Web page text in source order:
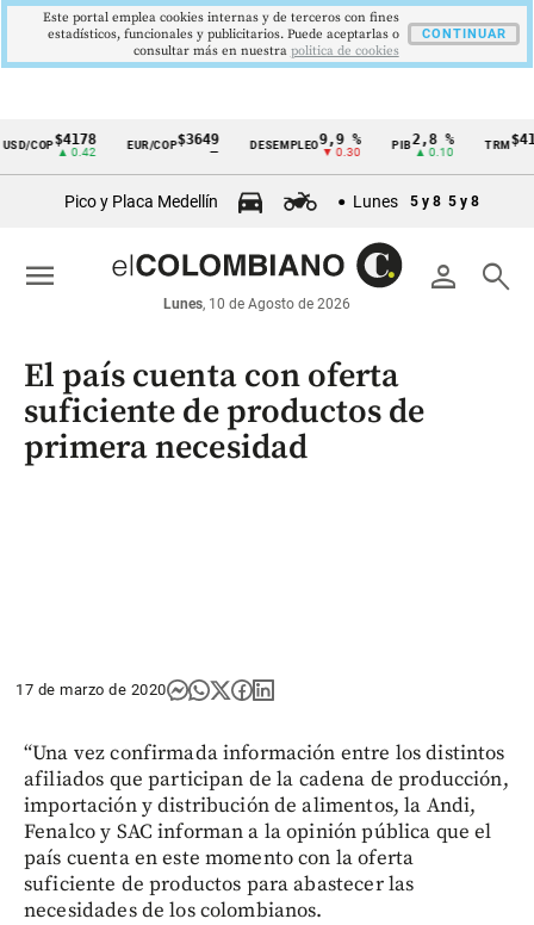
Cintillo
económicos
Colombia
COP$4178
▲ 0.42
EUR/COP$3649 DESEMPLEO9,9 %
▼ 0.30
PIB2,8 %
▲ 0.10
TRM
Pico y Placa Medellín Lunes 5 y 8 5 y 8
person search
Lunes, 10 de Agosto de 2026
menu
El país cuenta con oferta
suficiente de productos de
primera necesidad
17 de marzo de 2020
“Una vez confirmada información entre los distintos
afiliados que participan de la cadena de producción,
importación y distribución de alimentos, la Andi,
Fenalco y SAC informan a la opinión pública que el
país cuenta en este momento con la oferta
suficiente de productos para abastecer las
necesidades de los colombianos.
Este portal emplea cookies internas y de terceros con fines
estadísticos, funcionales y publicitarios. Puede aceptarlas o
consultar más en nuestra politica de cookies
CONTINUAR